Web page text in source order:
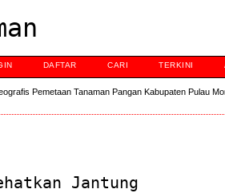
DAFTAR CARI TERKINI
Pemetaan Tanaman Pangan Kabupaten Pulau
Jantung